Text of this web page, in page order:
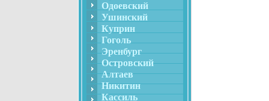
Одоевский
Ушинский
Куприн
Гоголь
Эренбург
Островский
Алтаев
Никитин
Кассиль